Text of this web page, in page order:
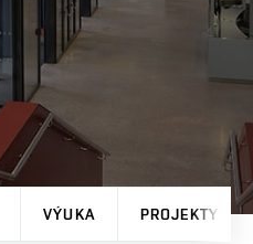
VÝUKA PROJEKTY